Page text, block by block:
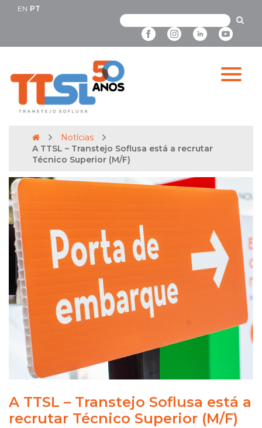
EN PT
Notícias
A TTSL – Transtejo Soflusa está a recrutar
Técnico Superior (M/F)
A TTSL – Transtejo Soflusa está a
recrutar Técnico Superior (M/F)